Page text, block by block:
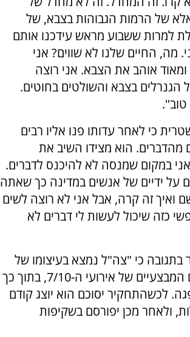
של הרמות הגבוהות בצבא, של
למרות ששבוע מראש עידכנו אותם
מה, החיים שלנו לא שווים? אני
אוהב את הצבא. אני רוצה
בצבא והשולטים בחוטים.
כי לאחר עדותו פנו אליו רבים
מהדברים. הוא מצידו השיב את
במקום שמנסה לא להיכנס לדברים.
על ידיים של אנשים במדינה כך שאתה
ואיך זה קרה, אבל אני לא רוצה לשים
כזה שיכול לעשות לי דברים לא
בתגובה כי "צה"ל נמצא בעיצומו של
תהליך התחקירים המבצעיים של אירועי ה-7/10, בתוך כך
לכשהתחקיר יסוכם הוא יוצג קודם
ולאחר מכן יפורסם בשקיפות